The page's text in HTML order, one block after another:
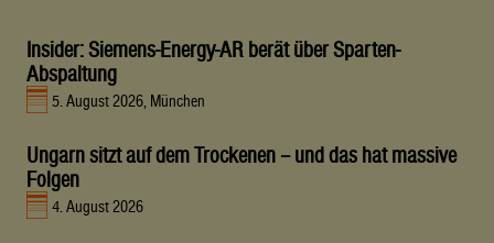
Insider: Siemens-Energy-AR berät über Sparten-
Abspaltung
5. August 2026, München
Ungarn sitzt auf dem Trockenen – und das hat massive
Folgen
4. August 2026